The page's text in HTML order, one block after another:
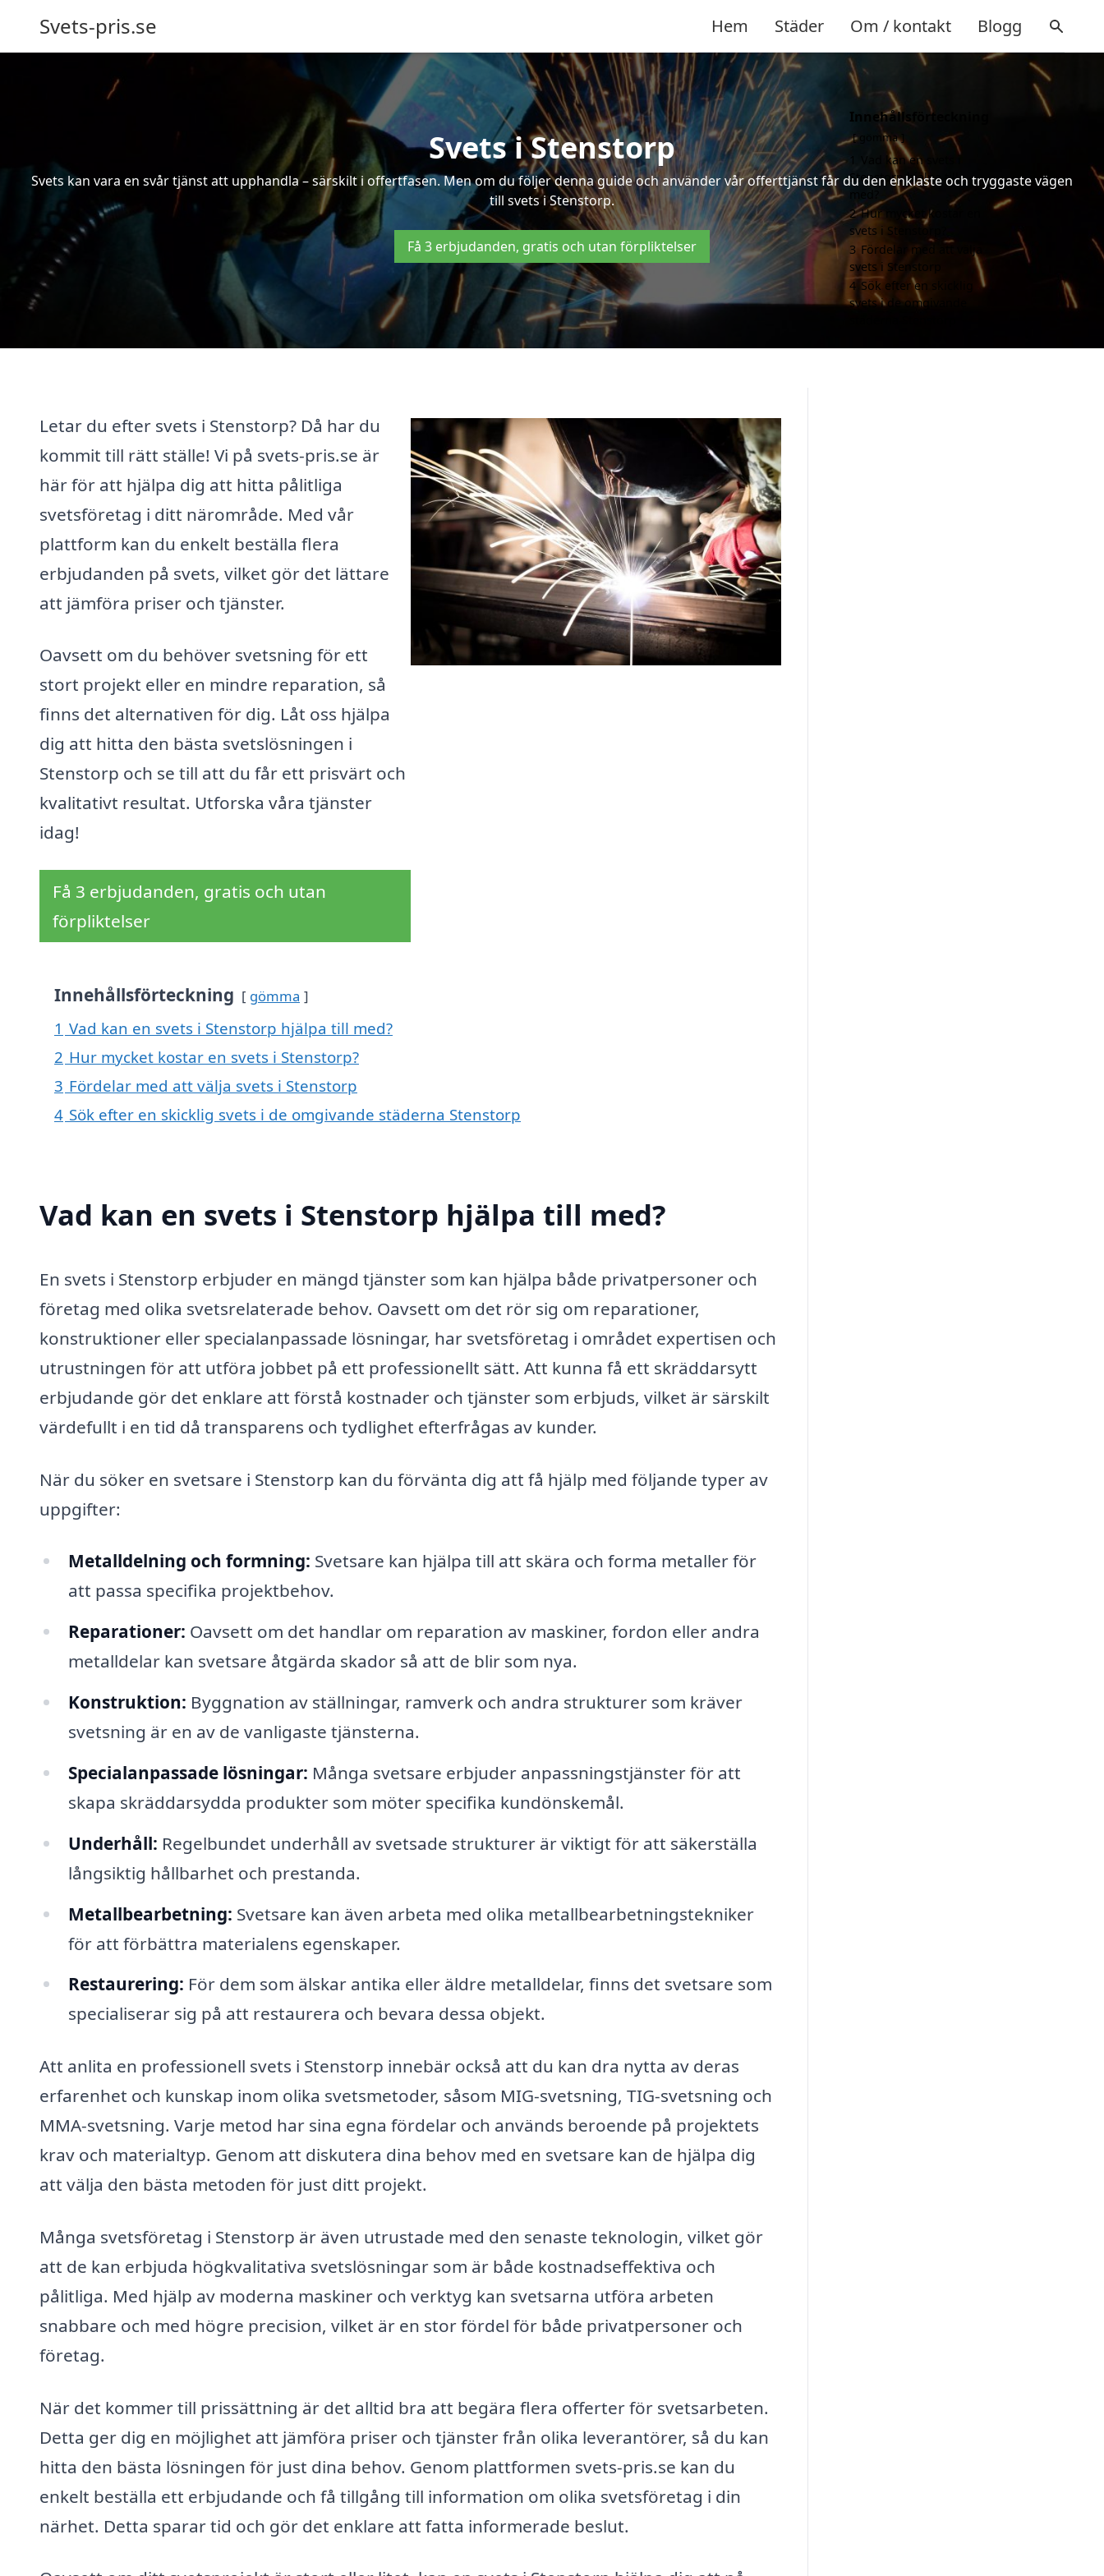
Svets-pris.se Hem Städer Om / kontakt Blogg
Svets i Stenstorp
Svets kan vara en svår tjänst att upphandla – särskilt i offertfasen. Men om du följer denna guide och använder vår offerttjänst får du den enklaste och tryggaste vägen
till svets i Stenstorp.
Få 3 erbjudanden, gratis och utan förpliktelser
Letar du efter svets i Stenstorp? Då har du
kommit till rätt ställe! Vi på svets-pris.se är
här för att hjälpa dig att hitta pålitliga
svetsföretag i ditt närområde. Med vår
plattform kan du enkelt beställa flera
erbjudanden på svets, vilket gör det lättare
att jämföra priser och tjänster.
Oavsett om du behöver svetsning för ett
stort projekt eller en mindre reparation, så
finns det alternativen för dig. Låt oss hjälpa
dig att hitta den bästa svetslösningen i
Stenstorp och se till att du får ett prisvärt och
kvalitativt resultat. Utforska våra tjänster
idag!
Få 3 erbjudanden, gratis och utan
förpliktelser
Innehållsförteckning gömma
1 Vad kan en svets i Stenstorp hjälpa till med?
2 Hur mycket kostar en svets i Stenstorp?
3 Fördelar med att välja svets i Stenstorp
4 Sök efter en skicklig svets i de omgivande städerna Stenstorp
Vad kan en svets i Stenstorp hjälpa till med?
En svets i Stenstorp erbjuder en mängd tjänster som kan hjälpa både privatpersoner och
företag med olika svetsrelaterade behov. Oavsett om det rör sig om reparationer,
konstruktioner eller specialanpassade lösningar, har svetsföretag i området expertisen och
utrustningen för att utföra jobbet på ett professionellt sätt. Att kunna få ett skräddarsytt
erbjudande gör det enklare att förstå kostnader och tjänster som erbjuds, vilket är särskilt
värdefullt i en tid då transparens och tydlighet efterfrågas av kunder.
När du söker en svetsare i Stenstorp kan du förvänta dig att få hjälp med följande typer av
uppgifter:
Metalldelning och formning: Svetsare kan hjälpa till att skära och forma metaller för
att passa specifika projektbehov.
Reparationer: Oavsett om det handlar om reparation av maskiner, fordon eller andra
metalldelar kan svetsare åtgärda skador så att de blir som nya.
Konstruktion: Byggnation av ställningar, ramverk och andra strukturer som kräver
svetsning är en av de vanligaste tjänsterna.
Specialanpassade lösningar: Många svetsare erbjuder anpassningstjänster för att
skapa skräddarsydda produkter som möter specifika kundönskemål.
Underhåll: Regelbundet underhåll av svetsade strukturer är viktigt för att säkerställa
långsiktig hållbarhet och prestanda.
Metallbearbetning: Svetsare kan även arbeta med olika metallbearbetningstekniker
för att förbättra materialens egenskaper.
Restaurering: För dem som älskar antika eller äldre metalldelar, finns det svetsare som
specialiserar sig på att restaurera och bevara dessa objekt.
Att anlita en professionell svets i Stenstorp innebär också att du kan dra nytta av deras
erfarenhet och kunskap inom olika svetsmetoder, såsom MIG-svetsning, TIG-svetsning och
MMA-svetsning. Varje metod har sina egna fördelar och används beroende på projektets
krav och materialtyp. Genom att diskutera dina behov med en svetsare kan de hjälpa dig
att välja den bästa metoden för just ditt projekt.
Många svetsföretag i Stenstorp är även utrustade med den senaste teknologin, vilket gör
att de kan erbjuda högkvalitativa svetslösningar som är både kostnadseffektiva och
pålitliga. Med hjälp av moderna maskiner och verktyg kan svetsarna utföra arbeten
snabbare och med högre precision, vilket är en stor fördel för både privatpersoner och
företag.
När det kommer till prissättning är det alltid bra att begära flera offerter för svetsarbeten.
Detta ger dig en möjlighet att jämföra priser och tjänster från olika leverantörer, så du kan
hitta den bästa lösningen för just dina behov. Genom plattformen svets-pris.se kan du
enkelt beställa ett erbjudande och få tillgång till information om olika svetsföretag i din
närhet. Detta sparar tid och gör det enklare att fatta informerade beslut.
Innehållsförteckning
gömma
Vad kan en svets i
Stenstorp hjälpa till
2 Hur mycket kostar en
svets i Stenstorp?
3 Fördelar med att välja
svets i Stenstorp
4 Sök efter en skicklig
svets i de omgivande